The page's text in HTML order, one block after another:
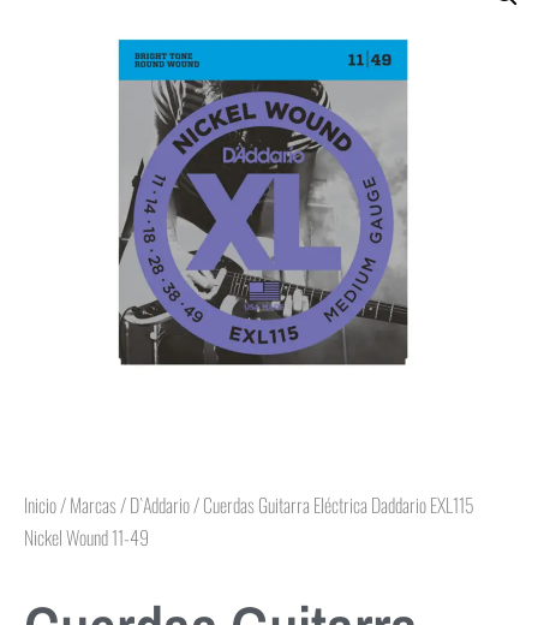
Inicio/Marcas/D`Addario/ Cuerdas Guitarra Eléctrica Daddario EXL115
Nickel Wound 11-49